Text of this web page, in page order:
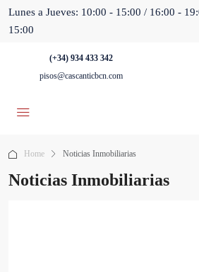
Lunes a Jueves: 10:00 - 15:00 / 16:00 -
15:00
(+34) 934 433 342
pisos@cascanticbcn.com
Home Noticias Inmobiliarias
Noticias Inmobiliarias